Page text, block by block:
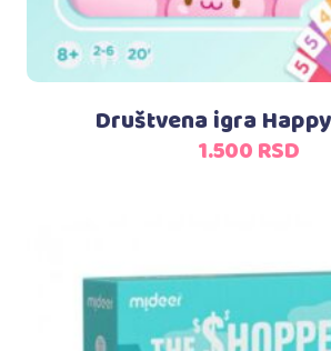
Društvena igra
1.500RSD